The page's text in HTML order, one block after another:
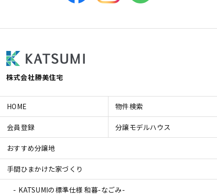
株式会社勝美住宅
HOME 物件検索
会員登録 分譲モデルハウス
おすすめ分譲地
手間ひまかけた家づくり
KATSUMIの標準仕様 和暮-なごみ-